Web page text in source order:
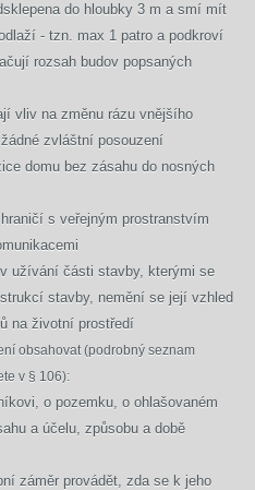
do hloubky 3 m a smí mít
- tzn. max 1 patro a podkroví
rozsah budov popsaných
vliv na změnu rázu vnějšího
zvláštní posouzení
domu bez zásahu do nosných
s veřejným prostranstvím
užívání části stavby, kterými se
stavby, nemění se její vzhled
na životní prostředí
obsahovat (podrobný seznam
v § 106):
o pozemku, o ohlašovaném
a účelu, způsobu a době
záměr provádět, zda se k jeho